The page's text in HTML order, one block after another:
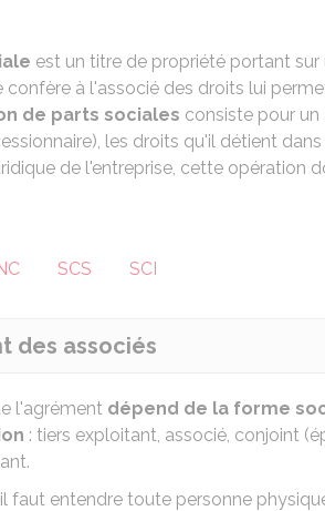
est un titre de propriété portant
confère à l'associé des droits lui
de parts sociales consiste pour
les droits qu'il détient
de l'entreprise, cette opération
SCS SCI
des associés
l'agrément dépend de la forme
: tiers exploitant, associé, conjoint
il faut entendre toute personne